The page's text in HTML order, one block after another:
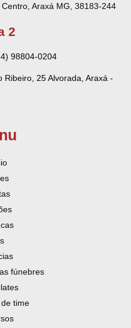
Araxá MG, 38183-244
2
98804-0204
Ribeiro, 25 Alvorada, Araxá -
fúnebres
time